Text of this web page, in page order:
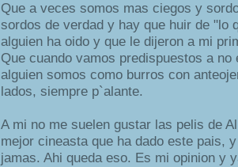
Que a veces somos mas ciegos y
sordos de verdad y hay que huir de "lo
alguien ha oido y que le dijeron a mi
Que cuando vamos predispuestos a no
alguien somos como burros con
lados, siempre p`alante.
A mi no me suelen gustar las pelis de
mejor cineasta que ha dado este pais,
jamas. Ahi queda eso. Es mi opinion y